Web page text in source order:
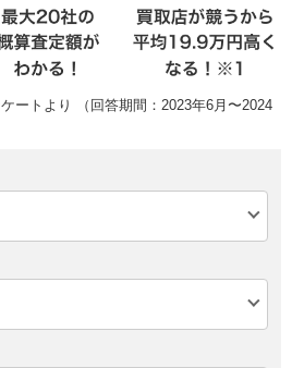
ートより （回答期間：2023年6月〜2024